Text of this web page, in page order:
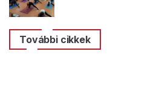
További cikkek